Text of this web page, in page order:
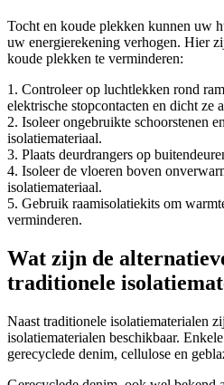
Tocht en koude plekken kunnen uw
uw energierekening verhogen. Hier
koude plekken te verminderen:
1. Controleer op luchtlekken rond
elektrische stopcontacten en dicht ze
2. Isoleer ongebruikte schoorstenen
isolatiemateriaal.
3. Plaats deurdrangers op
4. Isoleer de vloeren boven
isolatiemateriaal.
5. Gebruik raamisolatiekits om
verminderen.
Wat zijn de
traditionele
Naast traditionele isolatiematerialen
isolatiematerialen beschikbaar.
gerecyclede denim, cellulose en